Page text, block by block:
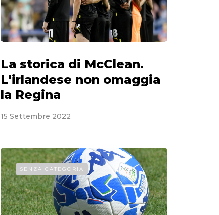
La storica di McClean.
L'irlandese non omaggia
la Regina
15 Settembre 2022
SENZA CATEGORIA